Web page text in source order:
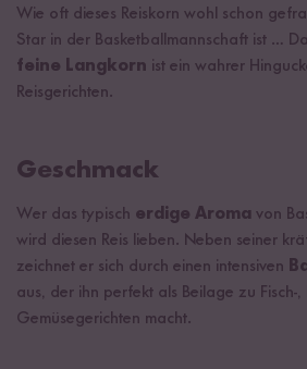
Wie oft dieses Reiskorn wohl schon
Star in der Basketballmannschaft ist …
feine Langkorn ist ein wahrer
Reisgerichten.
Geschmack
Wer das typisch erdige Aroma von
wird diesen Reis lieben. Neben seiner
zeichnet er sich durch einen intensiven
aus, der ihn perfekt als Beilage zu Fisch-,
Gemüsegerichten macht.